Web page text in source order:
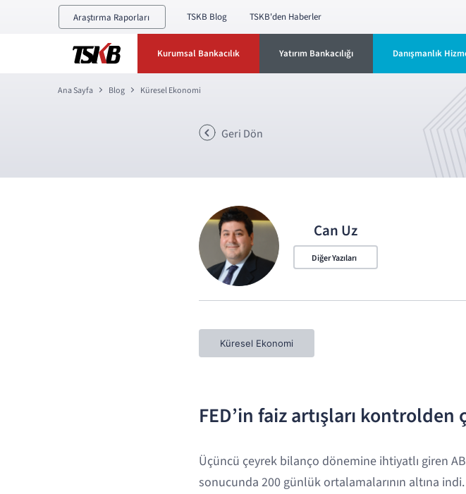
Araştırma Raporları TSKB Blog TSKB'den Haberler
Kurumsal Bankacılık Yatırım Bankacılığı Danışmanlık
Ana Sayfa Blog Küresel Ekonomi
Geri Dön
Can Uz
Diğer Yazıları
Küresel Ekonomi
FED’in faiz artışları kontrolden
Üçüncü çeyrek bilanço dönemine ihtiyatlı giren
sonucunda 200 günlük ortalamalarının altına indi.